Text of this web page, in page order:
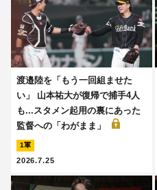
渡邉陸を「もう一回組ませた
い」 山本祐大が復帰で捕手4人
も...スタメン起用の裏にあった
監督への「わがまま」
1軍
2026.7.25